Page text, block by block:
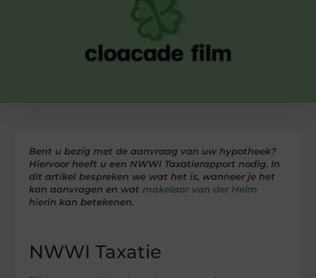
Bent u bezig met de aanvraag van uw hypotheek?
Hiervoor heeft u een NWWI Taxatierapport nodig. In
dit artikel bespreken we wat het is, wanneer je het
kan aanvragen en wat makelaar van der Helm
hierin kan betekenen.
NWWI Taxatie